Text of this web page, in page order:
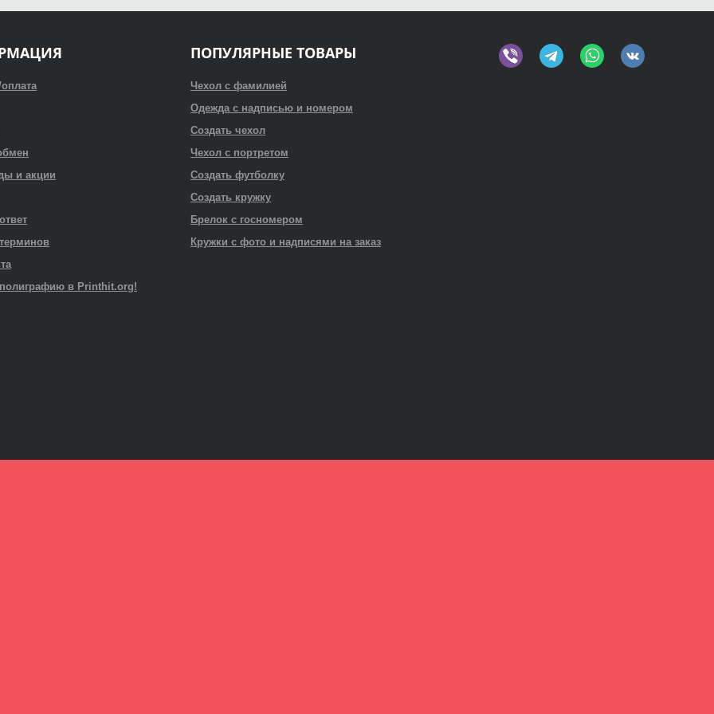
и акции
полиграфию в Printhit.org!
ПОПУЛЯРНЫЕ ТОВАРЫ
Чехол с фамилией
Одежда с надписью и номером
Создать чехол
Чехол с портретом
Создать футболку
Создать кружку
Брелок с госномером
Кружки с фото и надписями на заказ